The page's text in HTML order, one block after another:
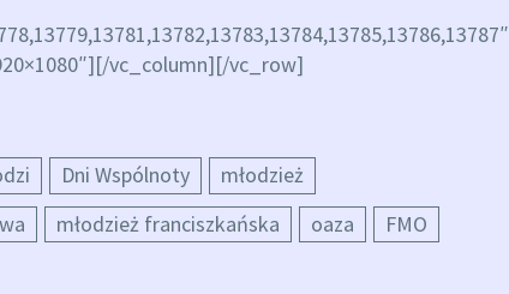
vc_column][/vc_row]
Dni Wspólnoty
młodzież
młodzież franciszkańska oaza FMO